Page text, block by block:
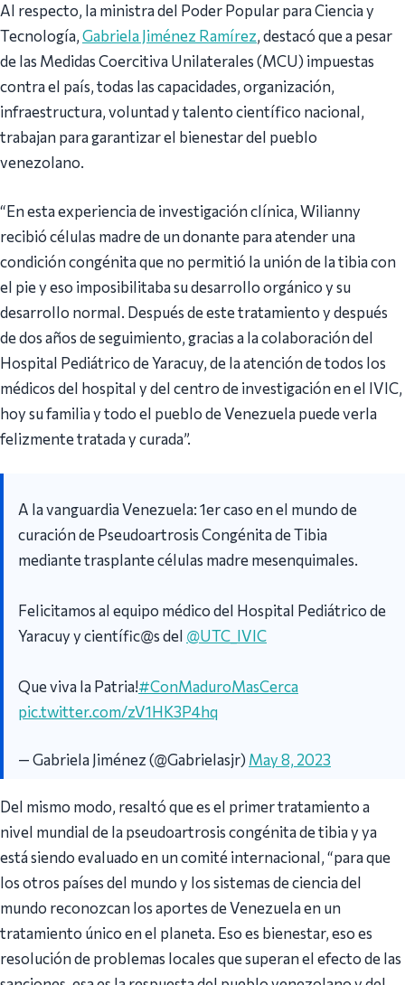
Al respecto, la ministra del Poder Popular para Ciencia y
Tecnología, Gabriela Jiménez Ramírez, destacó que a pesar
de las Medidas Coercitiva Unilaterales (MCU) impuestas
contra el país, todas las capacidades, organización,
infraestructura, voluntad y talento científico nacional,
trabajan para garantizar el bienestar del pueblo
venezolano.
“En esta experiencia de investigación clínica, Wilianny
recibió células madre de un donante para atender una
condición congénita que no permitió la unión de la tibia con
el pie y eso imposibilitaba su desarrollo orgánico y su
desarrollo normal. Después de este tratamiento y después
de dos años de seguimiento, gracias a la colaboración del
Hospital Pediátrico de Yaracuy, de la atención de todos los
médicos del hospital y del centro de investigación en el IVIC,
hoy su familia y todo el pueblo de Venezuela puede verla
felizmente tratada y curada”.
A la vanguardia Venezuela: 1er caso en el mundo de
curación de Pseudoartrosis Congénita de Tibia
mediante trasplante células madre mesenquimales.
Felicitamos al equipo médico del Hospital Pediátrico de
Yaracuy y científic@s del @UTC_IVIC
Que viva la Patria!#ConMaduroMasCerca
pic.twitter.com/zV1HK3P4hq
— Gabriela Jiménez (@Gabrielasjr) May 8, 2023
Del mismo modo, resaltó que es el primer tratamiento a
nivel mundial de la pseudoartrosis congénita de tibia y ya
está siendo evaluado en un comité internacional, “para que
los otros países del mundo y los sistemas de ciencia del
mundo reconozcan los aportes de Venezuela en un
tratamiento único en el planeta. Eso es bienestar, eso es
resolución de problemas locales que superan el efecto de las